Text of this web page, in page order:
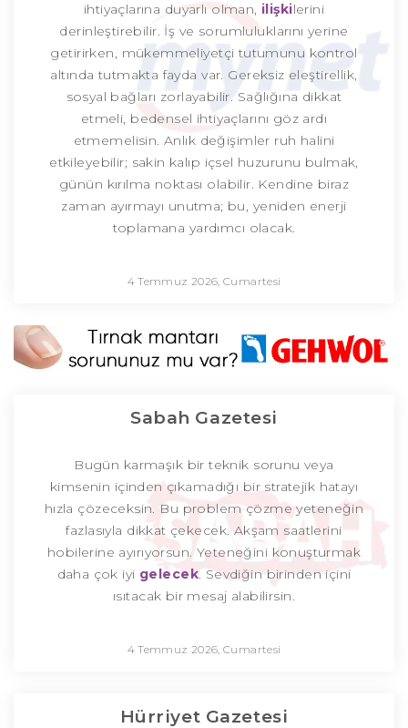
ihtiyaçlarına duyarlı olman, ilişkilerini
derinleştirebilir. İş ve sorumluluklarını yerine
getirirken, mükemmeliyetçi tutumunu kontrol
altında tutmakta fayda var. Gereksiz eleştirellik,
sosyal bağları zorlayabilir. Sağlığına dikkat
etmeli, bedensel ihtiyaçlarını göz ardı
etmemelisin. Anlık değişimler ruh halini
etkileyebilir; sakin kalıp içsel huzurunu bulmak,
günün kırılma noktası olabilir. Kendine biraz
zaman ayırmayı unutma; bu, yeniden enerji
toplamana yardımcı olacak.
4 Temmuz 2026, Cumartesi
Sabah Gazetesi
Bugün karmaşık bir teknik sorunu veya
kimsenin içinden çıkamadığı bir stratejik hatayı
hızla çözeceksin. Bu problem çözme yeteneğin
fazlasıyla dikkat çekecek. Akşam saatlerini
hobilerine ayırıyorsun. Yeteneğini konuşturmak
daha çok iyi gelecek. Sevdiğin birinden içini
ısıtacak bir mesaj alabilirsin.
4 Temmuz 2026, Cumartesi
Hürriyet Gazetesi